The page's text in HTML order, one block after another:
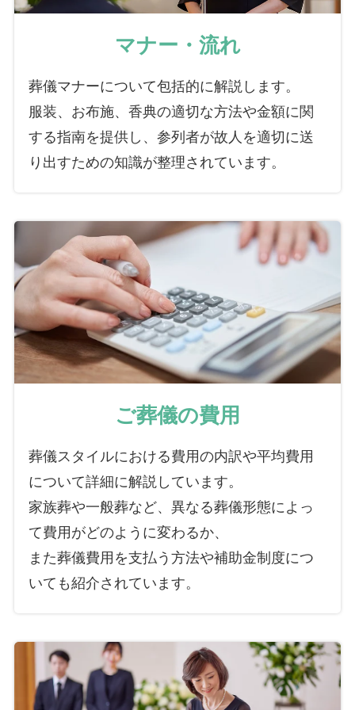
マナー・流れ
葬儀マナーについて包括的に解説します。
服装、お布施、香典の適切な方法や金額に関
する指南を提供し、参列者が故人を適切に送
り出すための知識が整理されています。
ご葬儀の費用
葬儀スタイルにおける費用の内訳や平均費用
について詳細に解説しています。
家族葬や一般葬など、異なる葬儀形態によっ
て費用がどのように変わるか、
また葬儀費用を支払う方法や補助金制度につ
いても紹介されています。